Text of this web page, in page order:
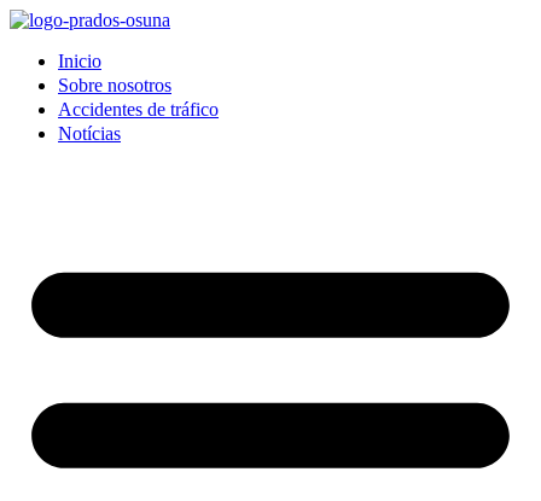
Inicio
Sobre nosotros
Accidentes de tráfico
Notícias